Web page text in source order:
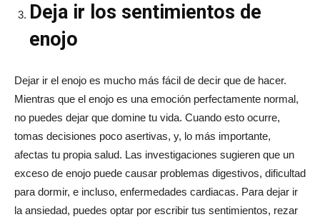
Deja ir los sentimientos de
enojo
Dejar ir el enojo es mucho más fácil de decir que de hacer.
Mientras que el enojo es una emoción perfectamente normal,
no puedes dejar que domine tu vida. Cuando esto ocurre,
tomas decisiones poco asertivas, y, lo más importante,
afectas tu propia salud. Las investigaciones sugieren que un
exceso de enojo puede causar problemas digestivos, dificultad
para dormir, e incluso, enfermedades cardiacas. Para dejar ir
la ansiedad, puedes optar por escribir tus sentimientos, rezar